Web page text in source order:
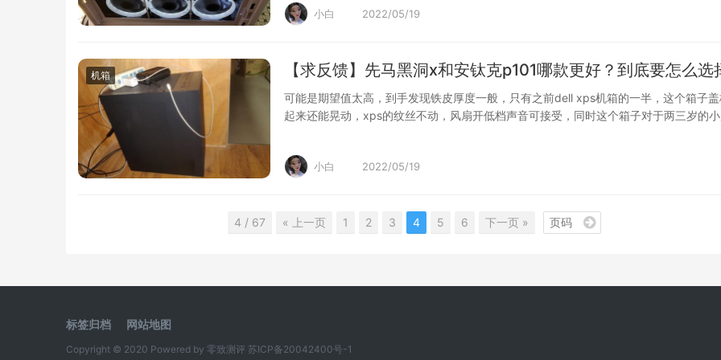
小白 2022/05/19
机箱 【求反馈】先马黑洞x和安钛克p101哪款更好？到底要怎么选
可能是期望值太高，到手发现铁皮厚度一般，只有之前dell xps机箱的一半，这个箱子盖
起来还能晃动，xps的纹丝不动，风扇开低档声音可接受，同时这个箱子对于两三岁的小
小白 2022/05/19
4 / 67 « 上一页 1 2 3 4 5 6 下一页 »
标签归档 网站地图
Copyright © 2020 Powered by 零致测评 苏ICP备20042400号-1